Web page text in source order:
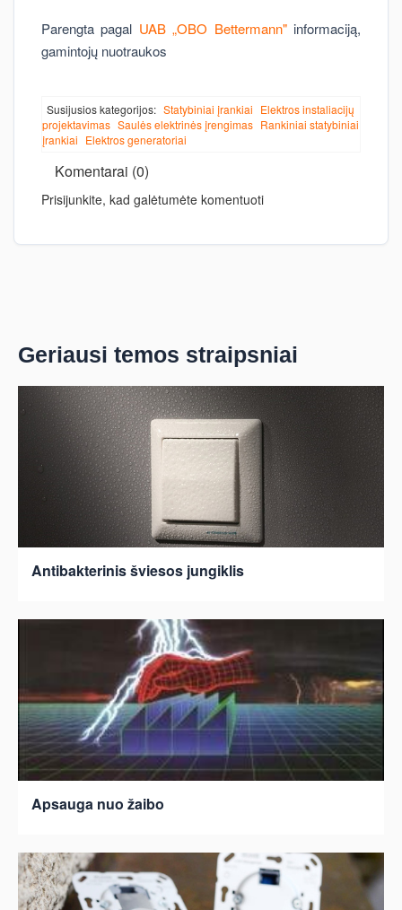
Parengta pagal UAB „OBO Bettermann"informaciją,
gamintojų nuotraukos
Susijusios kategorijos: Statybiniai įrankiai Elektros instaliacijų
projektavimas Saulės elektrinės įrengimas Rankiniai statybiniai
įrankiai Elektros generatoriai
Komentarai (0)
Prisijunkite, kad galėtumėte komentuoti
Geriausi temos straipsniai
Antibakterinis šviesos jungiklis
Apsauga nuo žaibo